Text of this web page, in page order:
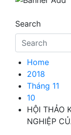
Search
Home
2018
Tháng 11
10
HỘI THẢO
NGHIỆP